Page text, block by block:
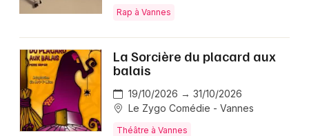
Rap à Vannes
La Sorcière du placard aux
balais
19/10/2026 → 31/10/2026
Le Zygo Comédie - Vannes
Théâtre à Vannes